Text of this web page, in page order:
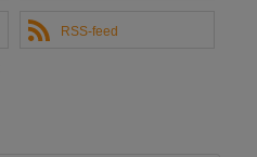
RSS-feed